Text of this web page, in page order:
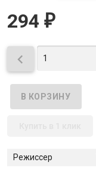
294 ₽

Режиссер